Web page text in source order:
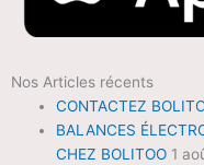
Nos Articles récents
CONTACTEZ
BALANCES
CHEZ BOLITOO 1